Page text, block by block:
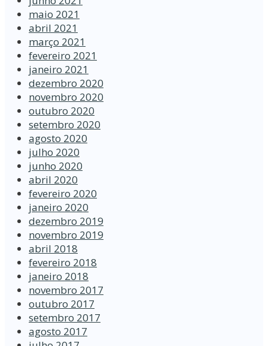
maio 2021
abril 2021
março 2021
fevereiro 2021
janeiro 2021
dezembro 2020
novembro 2020
outubro 2020
setembro 2020
agosto 2020
julho 2020
junho 2020
abril 2020
fevereiro 2020
janeiro 2020
dezembro 2019
novembro 2019
abril 2018
fevereiro 2018
janeiro 2018
novembro 2017
outubro 2017
setembro 2017
agosto 2017